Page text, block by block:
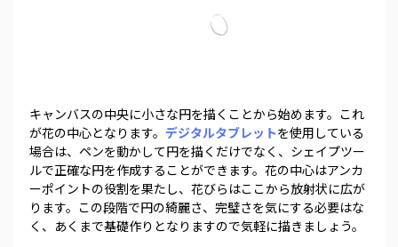
キャンバスの中央に小さな円を描くことから始めます。これ
が花の中心となります。 デジタルタブレットを使用している
場合は、ペンを動かして円を描くだけでなく、シェイプツー
ルで正確な円を作成することができます。花の中心はアンカ
ーポイントの役割を果たし、花びらはここから放射状に広が
ります。この段階で円の綺麗さ、完璧さを気にする必要はな
く、あくまで基礎作りとなりますので気軽に描きましょう。